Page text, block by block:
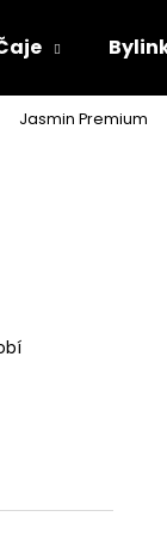
Jasmin Premium
BIO